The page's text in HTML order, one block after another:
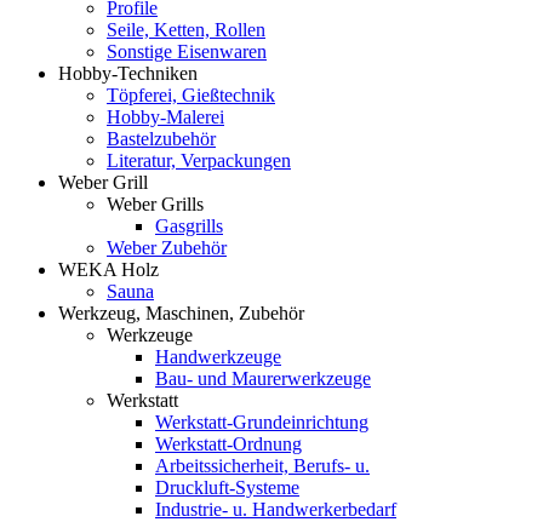
Profile
Seile, Ketten, Rollen
Sonstige Eisenwaren
Hobby-Techniken
Töpferei, Gießtechnik
Hobby-Malerei
Bastelzubehör
Literatur, Verpackungen
Weber Grill
Weber Grills
Gasgrills
Weber Zubehör
WEKA Holz
Sauna
Werkzeug, Maschinen, Zubehör
Werkzeuge
Handwerkzeuge
Bau- und Maurerwerkzeuge
Werkstatt
Werkstatt-Grundeinrichtung
Werkstatt-Ordnung
Arbeitssicherheit, Berufs- u.
Druckluft-Systeme
Industrie- u. Handwerkerbedarf